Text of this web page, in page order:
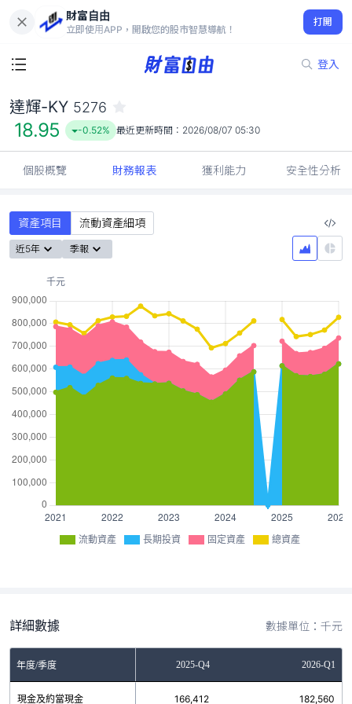
財富自由
立即使用APP，開啟您的股市智慧導航！
打開
登入
18.95
-0.52%
達輝-KY 5276
18.95 -0.52% 最近更新時間： 2026/08/07 05:30
個股概覽 財務報表 獲利能力 安全性分析
資產項目 流動資產細項
近5年 季報
流動資產 長期投資 固定資產 總資產
詳細數據 數據單位：千元
年度/季度2025-Q3 2025-Q4 2026-Q1
現金及約當現金
177,177 166,412 182,560